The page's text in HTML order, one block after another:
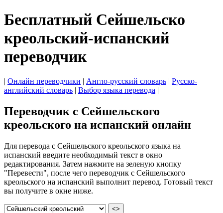
Бесплатный Сейшельско
креольский-испанский
переводчик
| Онлайн переводчики | Англо-русский словарь | Русско-
английский словарь | Выбор языка перевода |
Переводчик с Сейшельского
креольского на испанский онлайн
Для перевода с Сейшельского креольского языка на
испанский введите необходимый текст в окно
редактирования. Затем нажмите на зеленую кнопку
"Перевести", после чего переводчик с Сейшельского
креольского на испанский выполнит перевод. Готовый текст
вы получите в окне ниже.
<>